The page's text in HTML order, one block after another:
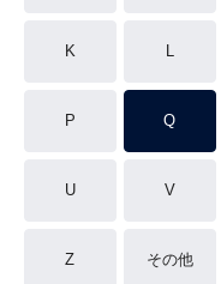
K L
P Q
U V
Z その他